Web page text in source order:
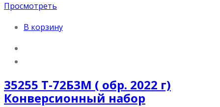
Просмотреть
В корзину
35255 Т-72Б3М ( обр. 2022 г)
Конверсионный набор